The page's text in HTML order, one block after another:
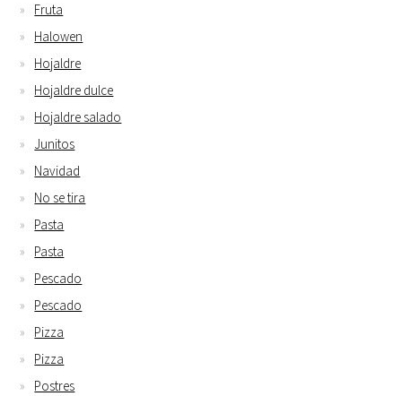
Fruta
Halowen
Hojaldre
Hojaldre dulce
Hojaldre salado
Junitos
Navidad
No se tira
Pasta
Pasta
Pescado
Pescado
Pizza
Pizza
Postres